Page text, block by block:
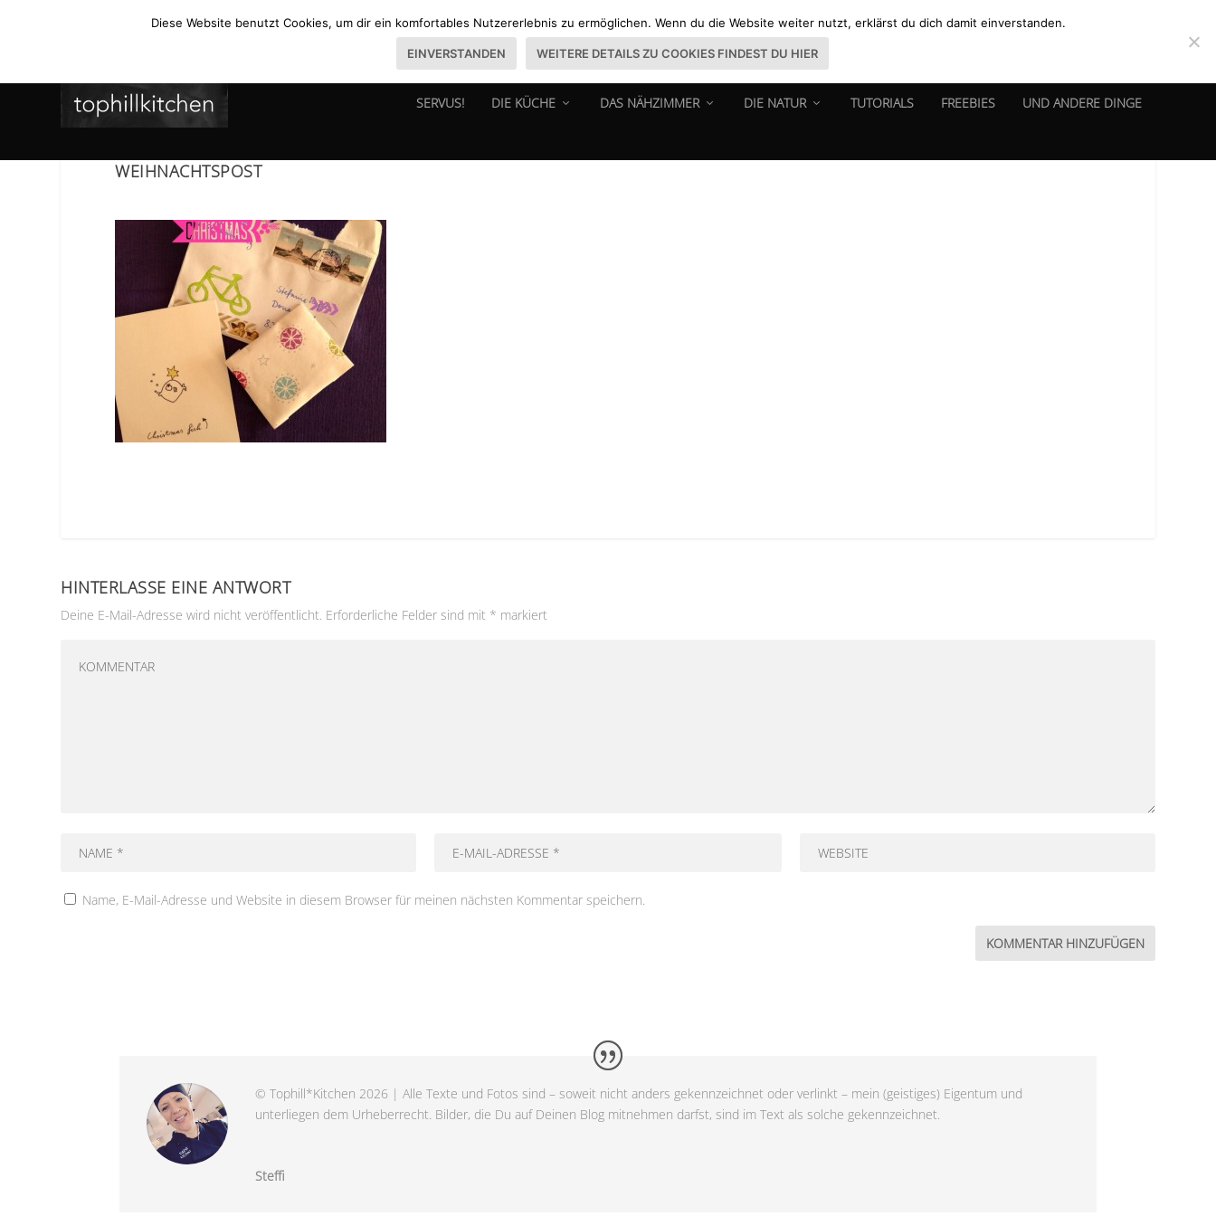
SERVUS! DIE KÜCHE DAS NÄHZIMMER DIE NATUR TUTORIALS FREEBIES UND ANDERE DINGE
WEIHNACHTSPOST
HINTERLASSE EINE ANTWORT
Deine E-Mail-Adresse wird nicht veröffentlicht. Erforderliche Felder sind mit * markiert
Name, E-Mail-Adresse und Website in diesem Browser für meinen nächsten Kommentar speichern.
© Tophill*Kitchen 2026 | Alle Texte und Fotos sind – soweit nicht anders gekennzeichnet oder verlinkt – mein (geistiges) Eigentum und
unterliegen dem Urheberrecht. Bilder, die Du auf Deinen Blog mitnehmen darfst, sind im Text als solche gekennzeichnet.
Steffi
Diese Website benutzt Cookies, um dir ein komfortables Nutzererlebnis zu ermöglichen. Wenn du die Website weiter nutzt, erklärst du dich damit einverstanden.
EINVERSTANDEN WEITERE DETAILS ZU COOKIES FINDEST DU HIER